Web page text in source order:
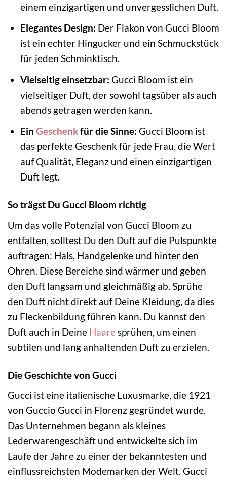
einem einzigartigen und unvergesslichen Duft.
Elegantes Design: Der Flakon von Gucci Bloom
ist ein echter Hingucker und ein Schmuckstück
für jeden Schminktisch.
Vielseitig einsetzbar: Gucci Bloom ist ein
vielseitiger Duft, der sowohl tagsüber als auch
abends getragen werden kann.
Ein Geschenkfür die Sinne: Gucci Bloom ist
das perfekte Geschenk für jede Frau, die Wert
auf Qualität, Eleganz und einen einzigartigen
Duft legt.
So trägst Du Gucci Bloom richtig
Um das volle Potenzial von Gucci Bloom zu
entfalten, solltest Du den Duft auf die Pulspunkte
auftragen: Hals, Handgelenke und hinter den
Ohren. Diese Bereiche sind wärmer und geben
den Duft langsam und gleichmäßig ab. Sprühe
den Duft nicht direkt auf Deine Kleidung, da dies
zu Fleckenbildung führen kann. Du kannst den
Duft auch in Deine Haaresprühen, um einen
subtilen und lang anhaltenden Duft zu erzielen.
Die Geschichte von Gucci
Gucci ist eine italienische Luxusmarke, die 1921
von Guccio Gucci in Florenz gegründet wurde.
Das Unternehmen begann als kleines
Lederwarengeschäft und entwickelte sich im
Laufe der Jahre zu einer der bekanntesten und
einflussreichsten Modemarken der Welt. Gucci